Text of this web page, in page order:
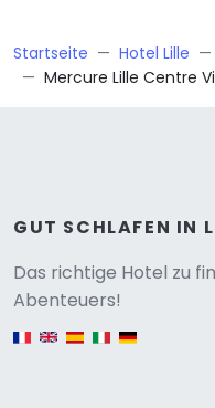
Startseite Hotel Lille
Mercure Lille Centre
GUT SCHLAFEN IN
Das richtige Hotel zu
Abenteuers!
English version